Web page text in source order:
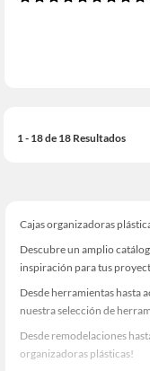
1 - 18 de 18 Resultados
Cajas organizadoras
Descubre un amplio
inspiración para tus
Desde herramientas hasta
nuestra selección de
Desde remodelaciones
organizadoras plásticas!